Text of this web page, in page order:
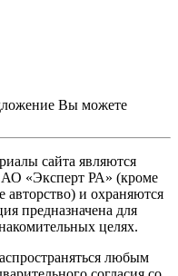
Вы можете
сайта являются
АО «Эксперт РА» (кроме
авторство) и охраняются
предназначена для
целях.
любым